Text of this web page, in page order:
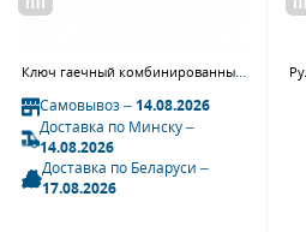
Самовывоз –14.08.2026
Доставка по Минску –
14.08.2026
Доставка по Беларуси –
17.08.2026